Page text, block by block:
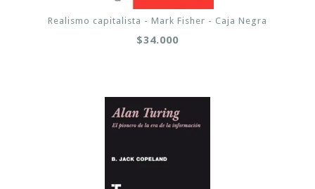
Realismo capitalista - Mark Fisher - Caja Negra
$34.000